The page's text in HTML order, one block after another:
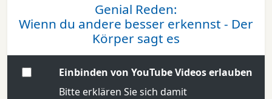
Genial Reden:
Wienn du andere besser erkennst - Der
Körper sagt es
Einbinden von YouTube Videos erlauben
Bitte erklären Sie sich damit